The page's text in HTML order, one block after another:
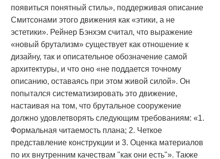
появиться понятный стиль», поддерживая описание
Смитсонами этого движения как «этики, а не
эстетики». Рейнер Бэнхэм считал, что выражение
«новый брутализм» существует как отношение к
дизайну, так и описательное обозначение самой
архитектуры, и что оно «не поддается точному
описанию, оставаясь при этом живой силой». Он
попытался систематизировать это движение,
настаивая на том, что брутальное сооружение
должно удовлетворять следующим требованиям: «1.
Формальная читаемость плана; 2. Четкое
представление конструкции и 3. Оценка материалов
по их внутренним качествам "как они есть"». Также